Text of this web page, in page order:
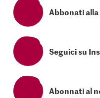
Abbonati
Seguici su
Abonnati al